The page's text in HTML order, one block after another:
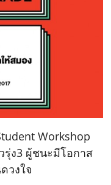
Workshop
รุ่ง3 ผู้ชนะมีโอกาส
วงใจ